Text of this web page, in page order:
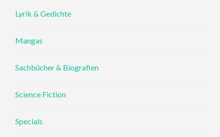
Lyrik & Gedichte
Mangas
Sachbücher & Biografien
Science Fiction
Specials